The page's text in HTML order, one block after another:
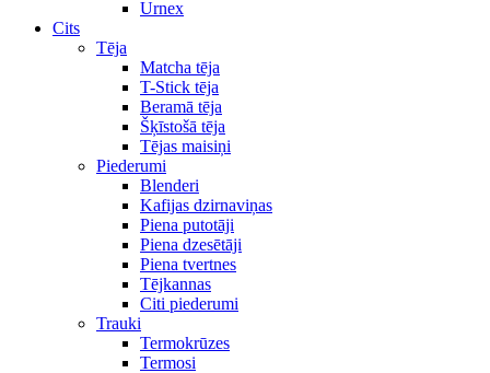
Urnex
Cits
Tēja
Matcha tēja
T-Stick tēja
Beramā tēja
Šķīstošā tēja
Tējas maisiņi
Piederumi
Blenderi
Kafijas dzirnaviņas
Piena putotāji
Piena dzesētāji
Piena tvertnes
Tējkannas
Citi piederumi
Trauki
Termokrūzes
Termosi